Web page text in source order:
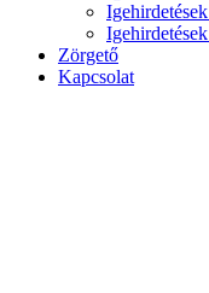
Zörgető
Kapcsolat